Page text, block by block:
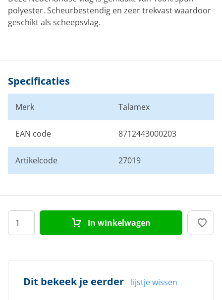
polyester. Scheurbestendig en zeer trekvast waardoor
geschikt als scheepsvlag.
Specificaties
Merk Talamex
EAN code 8712443000203
Artikelcode 27019
In winkelwagen
Dit bekeek je eerder lijstje wissen